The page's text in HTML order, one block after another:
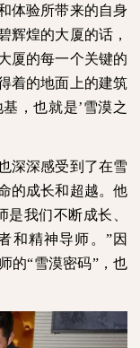
体验所带来的自身
辉煌的大厦的话，
厦的每一个关键的
着的地面上的建筑
，也就是’雪漠之
深深感受到了在雪
的成长和超越。他
我们不断成长、
和精神导师。”因
的“雪漠密码”，也